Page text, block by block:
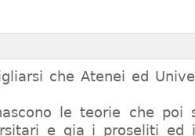
che Atenei ed
le teorie che poi
e gia i proseliti ed